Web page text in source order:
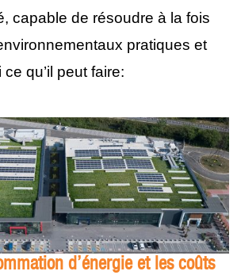
capable de résoudre à la fois
pratiques et
qu’il peut faire:
d’énergie et les coûts